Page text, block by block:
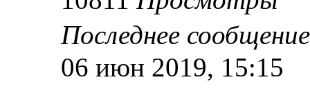
Последнее
06 июн 2019, 15:15